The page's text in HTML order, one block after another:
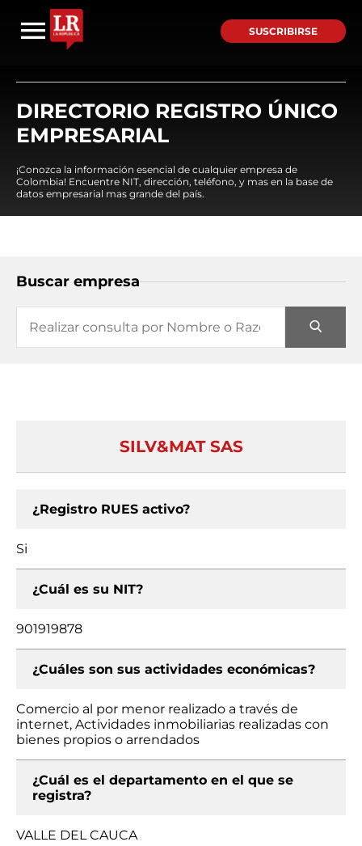
SUSCRIBIRSE
DIRECTORIO REGISTRO ÚNICO
EMPRESARIAL
¡Conozca la información esencial de cualquier empresa de
Colombia! Encuentre NIT, dirección, teléfono, y mas en la base de
datos empresarial mas grande del país.
Buscar empresa
SILV&MAT SAS
¿Registro RUES activo?
Si
¿Cuál es su NIT?
901919878
¿Cuáles son sus actividades económicas?
Comercio al por menor realizado a través de
internet, Actividades inmobiliarias realizadas con
bienes propios o arrendados
¿Cuál es el departamento en el que se
registra?
VALLE DEL CAUCA